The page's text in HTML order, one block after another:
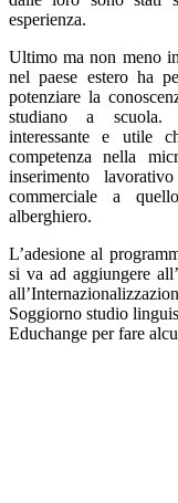
esperienza.
Ultimo ma non meno
nel paese estero ha
potenziare la
studiano a scuola.
interessante e utile
competenza nella
inserimento
commerciale a
alberghiero.
L’adesione al
si va ad aggiungere
Soggiorno studio
Educhange per fare